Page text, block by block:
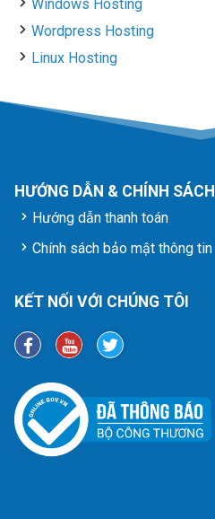
Windows Hosting
Wordpress Hosting
Linux Hosting
HƯỚNG DẪN & CHÍNH SÁCH
Hướng dẫn thanh toán
Chính sách bảo mật thông tin
KẾT NỐI VỚI CHÚNG TÔI